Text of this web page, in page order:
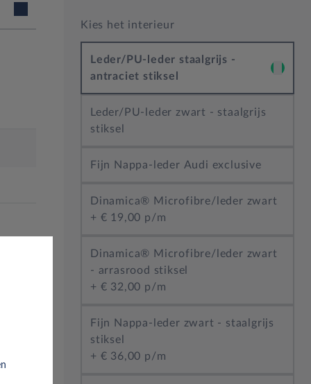
Kies het interieur
Leder/PU-leder staalgrijs -
antraciet stiksel
Leder/PU-leder zwart - staalgrijs
stiksel
Fijn Nappa-leder Audi exclusive
Dinamica® Microfibre/leder zwart
+
€ 19,00 p/m
Dinamica® Microfibre/leder zwart
- arrasrood stiksel
+
€ 32,00 p/m
Fijn Nappa-leder zwart - staalgrijs
stiksel
+
€ 36,00 p/m